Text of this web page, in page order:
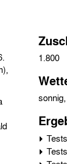
Buchwald
1.800